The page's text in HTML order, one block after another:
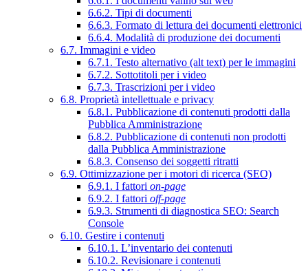
6.6.2. Tipi di documenti
6.6.3. Formato di lettura dei documenti elettronici
6.6.4. Modalità di produzione dei documenti
6.7. Immagini e video
6.7.1. Testo alternativo (alt text) per le immagini
6.7.2. Sottotitoli per i video
6.7.3. Trascrizioni per i video
6.8. Proprietà intellettuale e privacy
6.8.1. Pubblicazione di contenuti prodotti dalla
Pubblica Amministrazione
6.8.2. Pubblicazione di contenuti non prodotti
dalla Pubblica Amministrazione
6.8.3. Consenso dei soggetti ritratti
6.9. Ottimizzazione per i motori di ricerca (SEO)
6.9.1. I fattori on-page
6.9.2. I fattori off-page
6.9.3. Strumenti di diagnostica SEO: Search
Console
6.10. Gestire i contenuti
6.10.1. L’inventario dei contenuti
6.10.2. Revisionare i contenuti